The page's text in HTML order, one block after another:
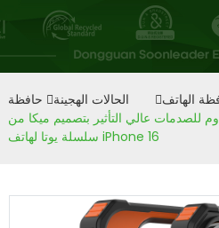
الهاتف الحالات الهجينة
حافظة
للصدمات عالي التأثير بتصميم ميكا من
سلسلة يوتا لهاتف iPhone 16